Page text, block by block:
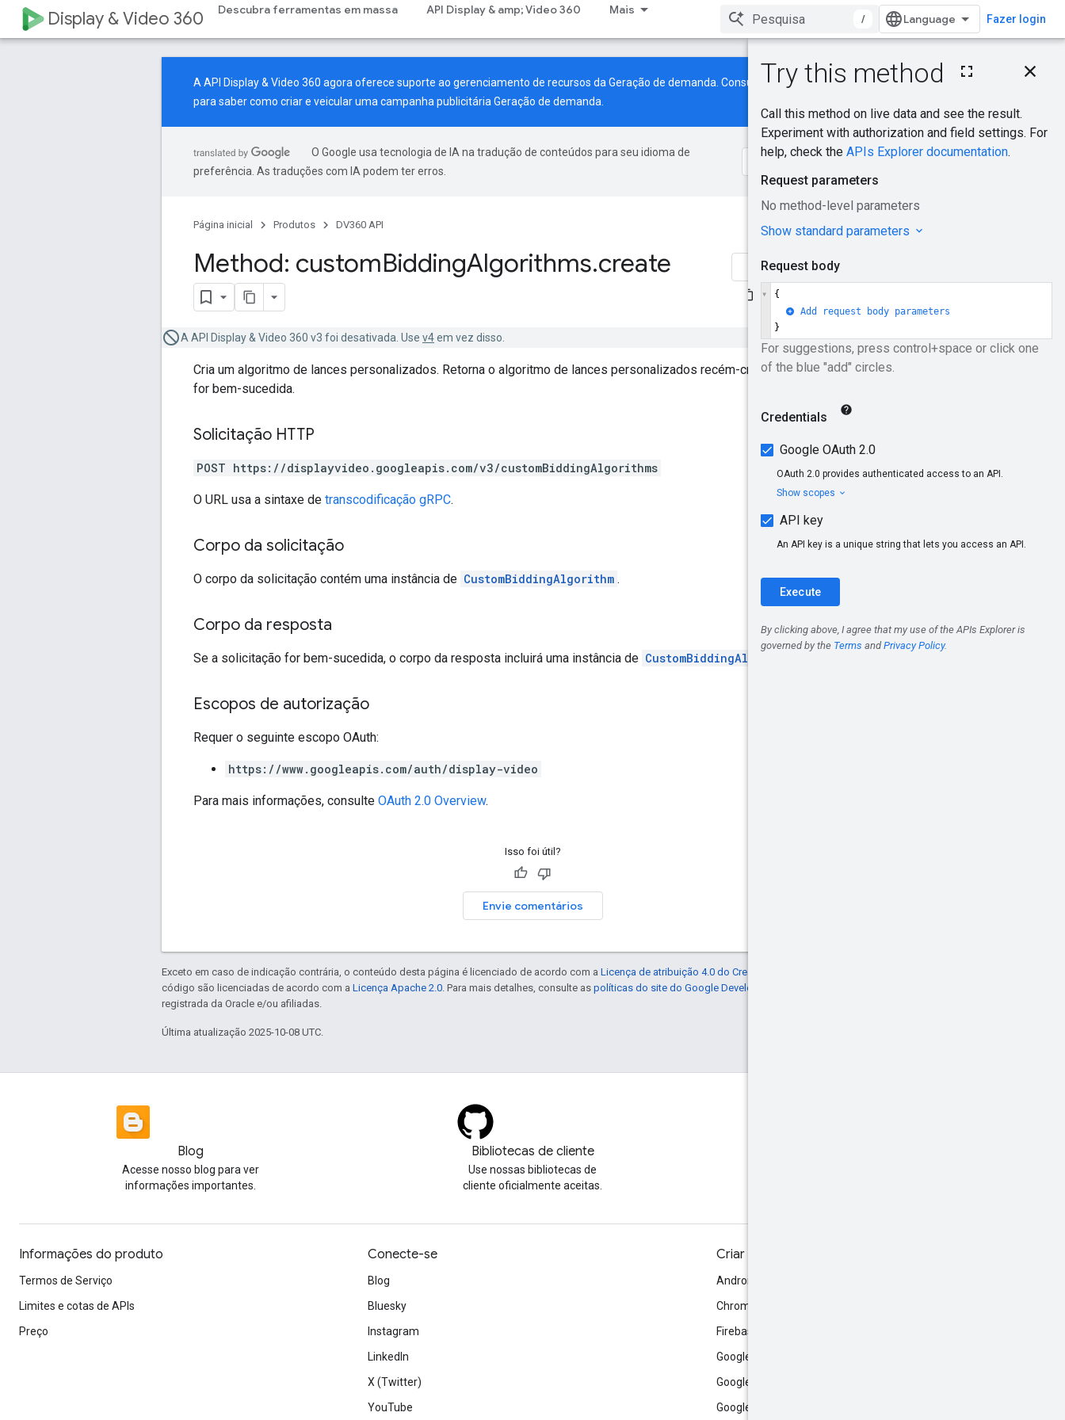
Display & Video 360 Descubra ferramentas em massa API Display & amp; Video 360 Mais
/ Fazer login
Nesta página
Solicitação HTTP
Corpo da resposta
Escopos de
autorização
A API Display & Video 360 agora oferece suporte ao gerenciamento de recursos da Geração de demanda. Consulte nosso
novo guia
para saber como criar e veicular uma campanha publicitária Geração de demanda.
O Google usa tecnologia de IA na tradução de conteúdos para seu idioma de
preferência. As traduções com IA podem ter erros.
Página inicial Produtos DV360 API Isso foi útil?
Envie comentários
Method: customBiddingAlgorithms.create
A API Display & Video 360 v3 foi desativada. Use v4em vez disso.
Cria um algoritmo de lances personalizados. Retorna o algoritmo de lances personalizados recém-criado se a operação
for bem-sucedida.
Solicitação HTTP
POST https://displayvideo.googleapis.com/v3/customBiddingAlgorithms
O URL usa a sintaxe de transcodificação gRPC.
Corpo da solicitação
O corpo da solicitação contém uma instância de CustomBiddingAlgorithm .
Corpo da resposta
Se a solicitação for bem-sucedida, o corpo da resposta incluirá uma instância de CustomBiddingAlgorithm
Escopos de autorização
Requer o seguinte escopo OAuth:
https://www.googleapis.com/auth/display-video
Para mais informações, consulte OAuth 2.0 Overview.
Isso foi útil?
Envie comentários
Exceto em caso de indicação contrária, o conteúdo desta página é licenciado de acordo com a Licença de atribuição 4.0 do Creative Commons
código são licenciadas de acordo com a Licença Apache 2.0 . Para mais detalhes, consulte as políticas do site do Google Developers
registrada da Oracle e/ou afiliadas.
Última atualização 2025-10-08 UTC.
Blog
Acesse nosso blog para ver
informações importantes.
Bibliotecas de cliente
Use nossas bibliotecas de
cliente oficialmente aceitas.
Informações do produto
Termos de Serviço
Limites e cotas de APIs
Preço
Conecte-se
Blog
Bluesky
Instagram
LinkedIn
X (Twitter)
YouTube
Criar
Android
Chrome
Firebase
Google AI Studio
Google Antigravity
Google Cloud